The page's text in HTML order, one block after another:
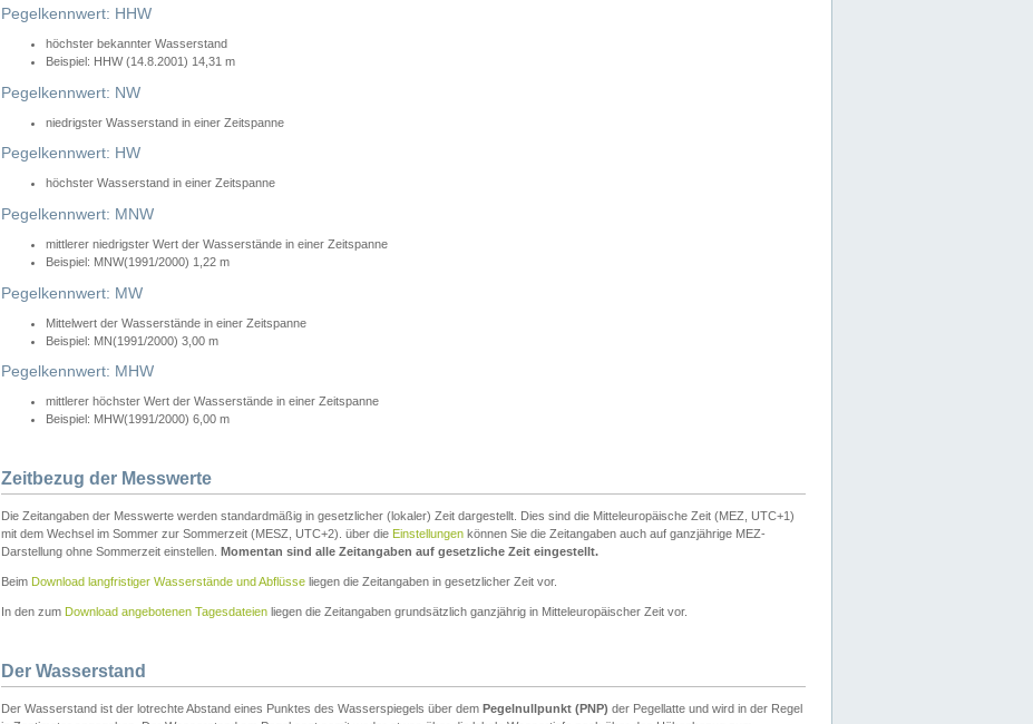
Pegelkennwert: HHW
höchster bekannter Wasserstand
Beispiel: HHW (14.8.2001) 14,31 m
Pegelkennwert: NW
niedrigster Wasserstand in einer Zeitspanne
Pegelkennwert: HW
höchster Wasserstand in einer Zeitspanne
Pegelkennwert: MNW
mittlerer niedrigster Wert der Wasserstände in einer Zeitspanne
Beispiel: MNW(1991/2000) 1,22 m
Pegelkennwert: MW
Mittelwert der Wasserstände in einer Zeitspanne
Beispiel: MN(1991/2000) 3,00 m
Pegelkennwert: MHW
mittlerer höchster Wert der Wasserstände in einer Zeitspanne
Beispiel: MHW(1991/2000) 6,00 m
Zeitbezug der Messwerte
Die Zeitangaben der Messwerte werden standardmäßig in gesetzlicher (lokaler) Zeit dargestellt. Dies sind die Mitteleuropäische Zeit (MEZ, UTC+1)
mit dem Wechsel im Sommer zur Sommerzeit (MESZ, UTC+2). über die Einstellungen können Sie die Zeitangaben auch auf ganzjährige MEZ-
Darstellung ohne Sommerzeit einstellen. Momentan sind alle Zeitangaben auf gesetzliche Zeit eingestellt.
Beim Download langfristiger Wasserstände und Abflüsse liegen die Zeitangaben in gesetzlicher Zeit vor.
In den zum Download angebotenen Tagesdateien liegen die Zeitangaben grundsätzlich ganzjährig in Mitteleuropäischer Zeit vor.
Der Wasserstand
Der Wasserstand ist der lotrechte Abstand eines Punktes des Wasserspiegels über dem Pegelnullpunkt (PNP) der Pegellatte und wird in der Regel